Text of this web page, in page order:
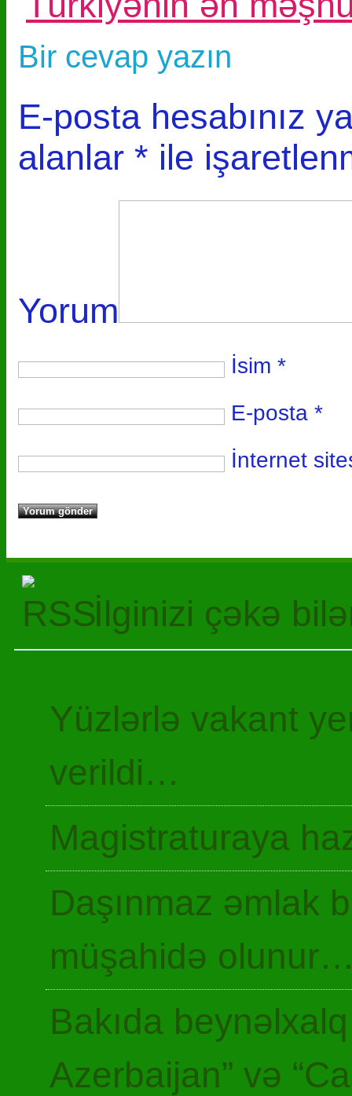
Bir cevap yazın
E-posta hesabınız
alanlar * ile
Yorum
İsim *
E-posta *
İnternet
İlginizi çəkə
Yüzlərlə vakant
verildi…
Magistraturaya
Daşınmaz əmlak
müşahidə
Bakıda
Azerbaijan” və